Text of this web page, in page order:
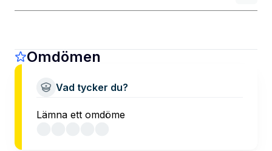
Omdömen
Vad tycker du?
Lämna ett omdöme